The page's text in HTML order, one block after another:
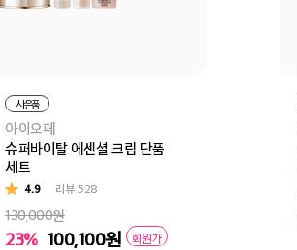
사은품
아이오페
슈퍼바이탈 에센셜 크림 단품
세트
4.9 리뷰528
130,000원
23% 100,100원 회원가